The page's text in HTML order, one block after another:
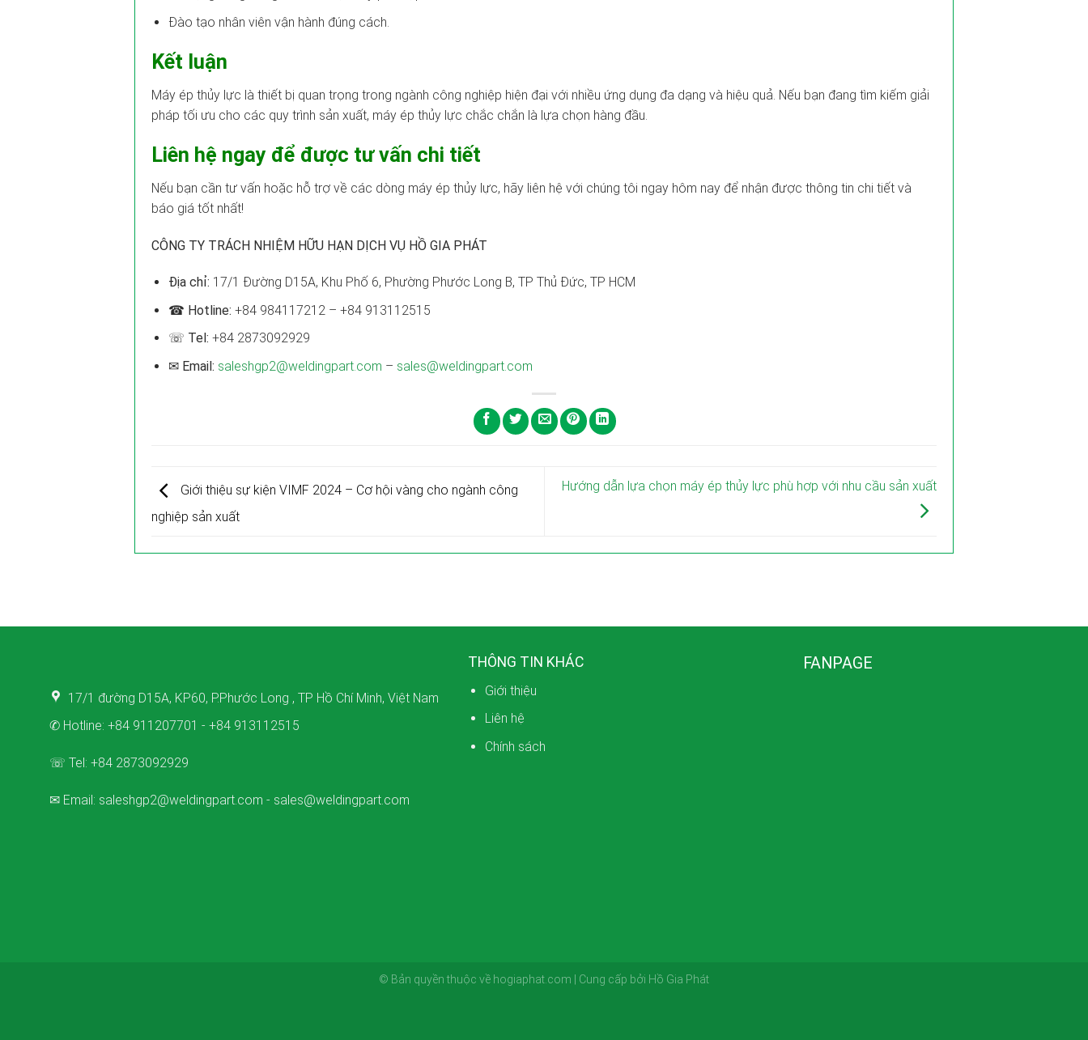
Đào tạo nhân viên vận hành đúng cách.
Kết luận
Máy ép thủy lực là thiết bị quan trọng trong ngành công nghiệp hiện đại với nhiều ứng dụng đa dạng và hiệu quả. Nếu bạn đang tìm kiếm giải
pháp tối ưu cho các quy trình sản xuất, máy ép thủy lực chắc chắn là lựa chọn hàng đầu.
Liên hệ ngay để được tư vấn chi tiết
Nếu bạn cần tư vấn hoặc hỗ trợ về các dòng máy ép thủy lực, hãy liên hệ với chúng tôi ngay hôm nay để nhận được thông tin chi tiết và
báo giá tốt nhất!
CÔNG TY TRÁCH NHIỆM HỮU HẠN DỊCH VỤ HỒ GIA PHÁT
Địa chỉ: 17/1 Đường D15A, Khu Phố 6, Phường Phước Long B, TP Thủ Đức, TP HCM
☎ Hotline: +84 984117212 – +84 913112515
☏ Tel: +84 2873092929
✉ Email: saleshgp2@weldingpart.com – sales@weldingpart.com
Giới thiệu sự kiện VIMF 2024 – Cơ hội vàng cho ngành công
nghiệp sản xuất
Hướng dẫn lựa chọn máy ép thủy lực phù hợp với nhu cầu sản xuất
17/1 đường D15A, KP60, P.Phước Long , TP Hồ Chí Minh, Việt Nam
✆ Hotline: +84 911207701 - +84 913112515
☏ Tel: +84 2873092929
✉ Email: saleshgp2@weldingpart.com - sales@weldingpart.com
THÔNG TIN KHÁC
Giới thiệu
Liên hệ
Chính sách
FANPAGE
© Bản quyền thuộc về hogiaphat.com | Cung cấp bởi Hồ Gia Phát